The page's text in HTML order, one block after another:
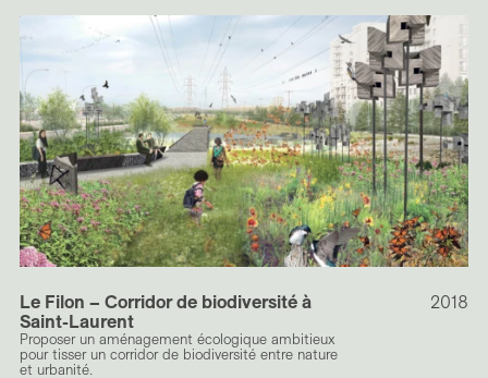
Le Filon – Corridor de biodiversité à
Saint-Laurent
Proposer un aménagement écologique ambitieux
pour tisser un corridor de biodiversité entre nature
et urbanité.
2018